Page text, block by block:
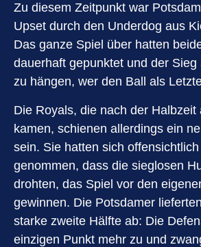
Zu diesem Zeitpunkt war
Upset durch den Underdog aus
Das ganze Spiel über hatten
dauerhaft gepunktet und der Sieg
zu hängen, wer den Ball als
Die Royals, die nach der Halbzeit
kamen, schienen allerdings ein
sein. Sie hatten sich
genommen, dass die sieglosen
drohten, das Spiel vor den
gewinnen. Die Potsdamer
starke zweite Hälfte ab: Die
einzigen Punkt mehr zu und